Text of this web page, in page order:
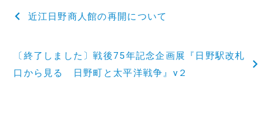
投
ナ
近江日野商人館の再開について
〔終了しました〕戦後75年記念企画展『日野駅改札
口から見る 日野町と太平洋戦争』v２